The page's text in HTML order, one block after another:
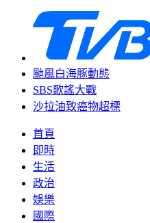
颱風白海豚動態
SBS歌謠大戰
沙拉油致癌物超標
首頁
即時
生活
政治
娛樂
國際